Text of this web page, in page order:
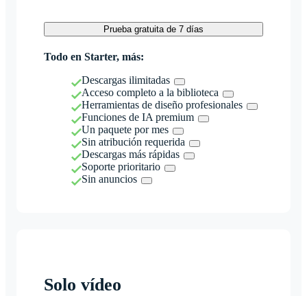
Prueba gratuita de 7 días
Todo en Starter, más:
Descargas ilimitadas
Acceso completo a la biblioteca
Herramientas de diseño profesionales
Funciones de IA premium
Un paquete por mes
Sin atribución requerida
Descargas más rápidas
Soporte prioritario
Sin anuncios
Solo vídeo